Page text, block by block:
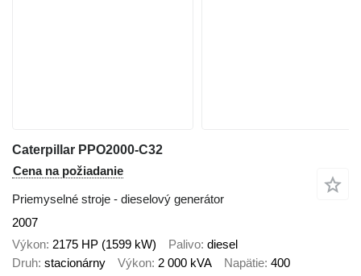
Caterpillar PPO2000-C32
Cena na požiadanie
Priemyselné stroje - dieselový generátor
2007
Výkon 2175 HP (1599 kW) Palivo diesel
Druh stacionárny Výkon 2 000 kVA Napätie 400